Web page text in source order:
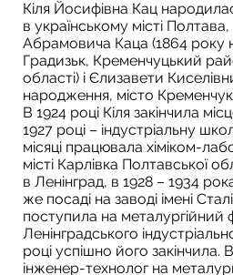
Кіля Йосифівна Кац
в українському місті
Абрамовича Каца (1864
Градизьк, Кременчуцький
області) і Єлизавети
народження, місто Кременчук
В 1924 році Кіля закінчила
1927 році – індустріальну
місяці працювала хіміком-
місті Карлівка Полтавської
в Ленінград, в 1928 – 1934
же посаді на заводі імені
поступила на металургійний
Ленінградського
році успішно його закінчила.
інженер-технолог на